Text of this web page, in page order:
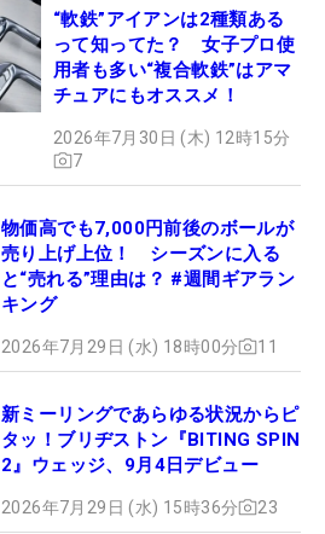
“軟鉄”アイアンは2種類ある
って知ってた？ 女子プロ使
用者も多い“複合軟鉄”はアマ
チュアにもオススメ！
2026年7月30日 (木) 12時15分
7
物価高でも7,000円前後のボールが
売り上げ上位！ シーズンに入る
と“売れる”理由は？ #週間ギアラン
キング
2026年7月29日 (水) 18時00分 11
新ミーリングであらゆる状況からピ
タッ！ブリヂストン『BITING SPIN
2』ウェッジ、9月4日デビュー
2026年7月29日 (水) 15時36分 23